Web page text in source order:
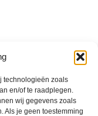
technologieën zoals
en/of te raadplegen.
wij gegevens zoals
Als je geen toestemming